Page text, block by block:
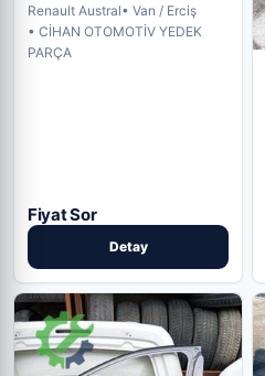
Renault Austral• Van / Erciş
• CİHAN OTOMOTİV YEDEK
PARÇA
Fiyat Sor
Detay